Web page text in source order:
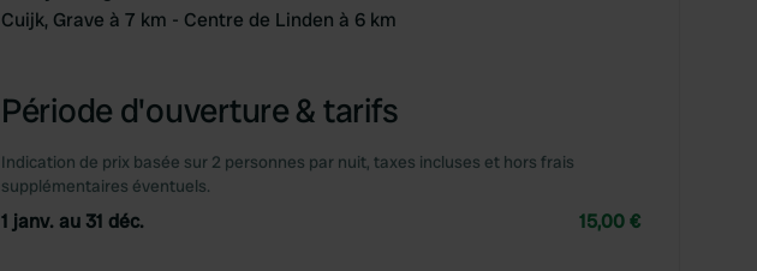
Cuijk, Grave à 7 km - Centre de Linden à 6 km
Période d'ouverture & tarifs
Indication de prix basée sur 2 personnes par nuit, taxes incluses et hors frais
supplémentaires éventuels.
1 janv. au 31 déc. 15,00 €